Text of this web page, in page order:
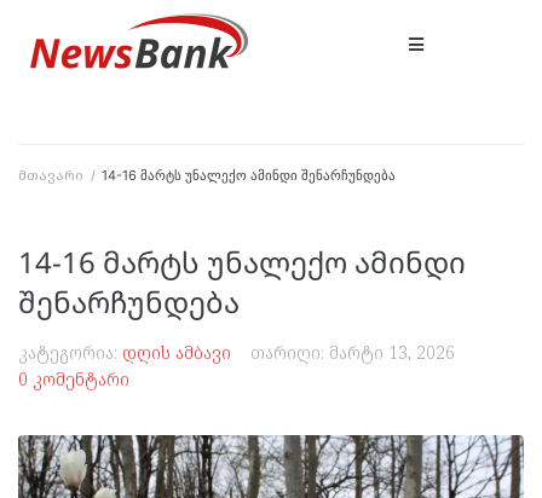
მთავარი / 14-16 მარტს უნალექო ამინდი შენარჩუნდება
14-16 მარტს უნალექო ამინდი
შენარჩუნდება
კატეგორია: დღის ამბავი თარიღი: მარტი 13, 2026
0 კომენტარი